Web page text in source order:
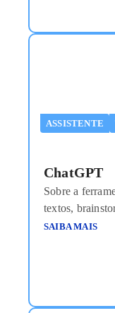
ASSISTENTE
ChatGPT
Sobre a
textos,
Custo
SAIBA MAIS